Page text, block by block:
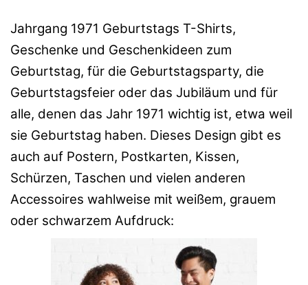
Jahrgang 1971 Geburtstags T-Shirts,
Geschenke und Geschenkideen zum
Geburtstag, für die Geburtstagsparty, die
Geburtstagsfeier oder das Jubiläum und für
alle, denen das Jahr 1971 wichtig ist, etwa weil
sie Geburtstag haben. Dieses Design gibt es
auch auf Postern, Postkarten, Kissen,
Schürzen, Taschen und vielen anderen
Accessoires wahlweise mit weißem, grauem
oder schwarzem Aufdruck: